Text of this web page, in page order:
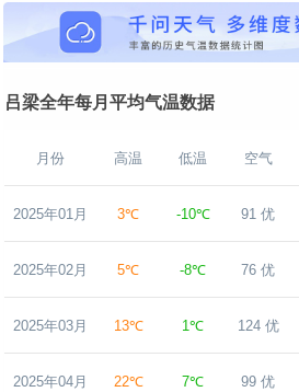
吕梁全年每月平均气温数据
月份 高温 低温 空气
2025年01月 3℃ -10℃ 91 优
2025年02月 5℃ -8℃ 76 优
2025年03月 13℃ 1℃ 124 优
2025年04月 22℃ 7℃ 99 优